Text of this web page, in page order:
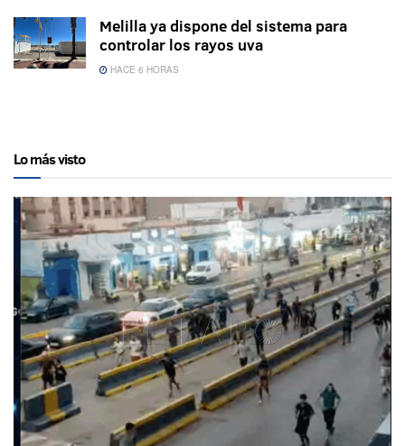
Melilla ya dispone del sistema para
controlar los rayos uva
HACE 6 HORAS
Lo más visto